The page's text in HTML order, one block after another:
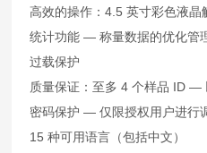
高效的操作：4.5 英寸彩色液晶
统计功能 — 称量数据的优化管
过载保护
质量保证：至多 4 个样品 ID —
密码保护 — 仅限授权用户进行
15 种可用语言（包括中文）